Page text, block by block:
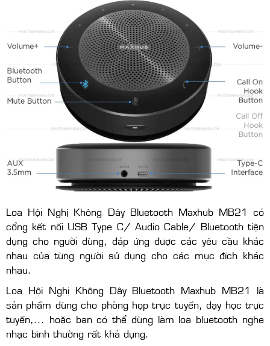
Loa Hội Nghị Không Dây Bluetooth Maxhub MB21 có
cổng kết nối USB Type C/ Audio Cable/ Bluetooth tiện
dụng cho người dùng, đáp ứng được các yêu cầu khác
nhau của từng người sử dụng cho các mục đích khác
nhau.
Loa Hội Nghị Không Dây Bluetooth Maxhub MB21 là
sản phẩm dùng cho phòng họp trực tuyến, dạy học trực
tuyến,... hoặc bạn có thể dùng làm loa bluetooth nghe
nhạc bình thường rất khả dụng.